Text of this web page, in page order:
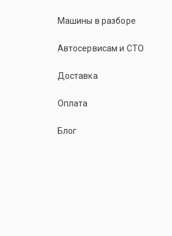
Машины в разборе
Автосервисам и СТО
Доставка
Оплата
Блог